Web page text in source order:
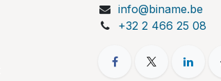
info@biname.be
+32 2 466 25 08